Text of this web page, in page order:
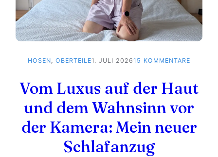
HOSEN, OBERTEILE1. JULI 202615 KOMMENTAREZU
AUF
HAUT
DEM
Vom Luxus auf der Haut
und dem Wahnsinn vor
der Kamera: Mein neuer
Schlafanzug